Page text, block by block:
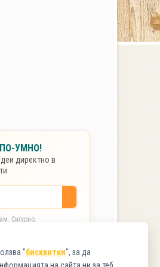
УМНО!
директно в
Сигурно.
"бисквитки", за да